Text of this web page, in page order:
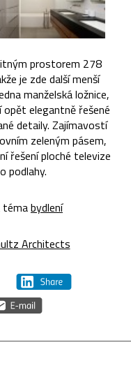
prostorem 278
je zde další menší
manželská ložnice,
elegantně řešené
detaily. Zajímavostí
zeleným pásem,
řešení ploché televize
podlahy.
témabydlení
Architects